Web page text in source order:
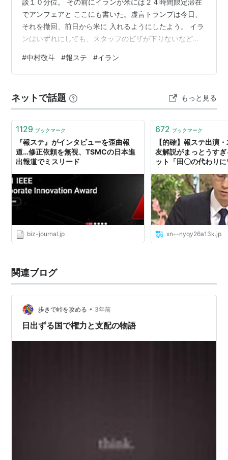
でアンフェアと ここにも書いた。虚言トランプは今日、
それを撤回、前日から米に 入れるようにしたよう。 イラ
ンはいずれにしても、スタッフのビザが下りないなど、
できなかった。 アメリカはイランと同じグループ。 トラ
ンプはサッカーにまで口を出した。 報ステ、敬斗は紺ジ
話していた。８歳で父にお願いしブラジルへ行った感
動。 まさに夢を実現した選手。 けさのNHKでは、昔、室
内でしていたピンポン玉をアナ…
#中村敬斗 #報ステ #イラン
ネットで話題 もっと見る
1129 ブックマーク
『報ステ』がインタビューを歪曲報
道…修正依頼を無視、TSMCの日本進
出報道でミスリード
biz-journal.jp
672 ブックマーク
【的確】報ステ出演
友解説がまっとうす
ット「田〇の代わり
xn--nyqy26a13k.jp
関連ブログ
歩きで峠を攻める • 3年前
日出ずる国で権力と支配の物語